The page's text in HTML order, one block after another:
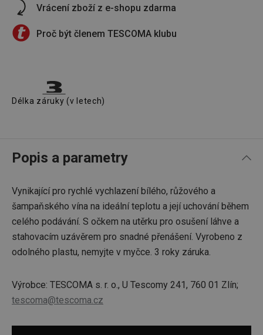
Vrácení zboží z e-shopu zdarma
Proč být členem TESCOMA klubu
Délka záruky (v letech)
Popis a parametry
Vynikající pro rychlé vychlazení bílého, růžového a
šampaňského vína na ideální teplotu a její uchování během
celého podávání. S očkem na utěrku pro osušení láhve a
stahovacím uzávěrem pro snadné přenášení. Vyrobeno z
odolného plastu, nemyjte v myčce. 3 roky záruka.
Výrobce: TESCOMA s. r. o., U Tescomy 241, 760 01 Zlín;
tescoma@tescoma.cz